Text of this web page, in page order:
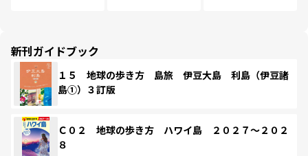
新刊ガイドブック
１５ 地球の歩き方 島旅 伊豆大島 利島（伊豆諸
島①）３訂版
Ｃ０２ 地球の歩き方 ハワイ島 ２０２７～２０２
８